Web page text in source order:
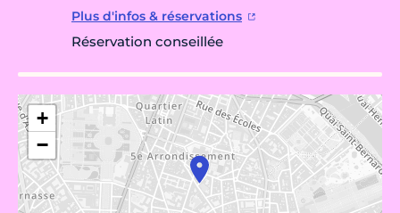
Plus d'infos & réservations
Réservation conseillée
+
−